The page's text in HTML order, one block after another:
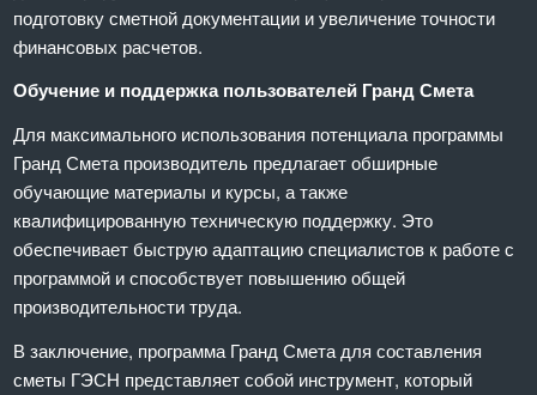
подготовку сметной документации и увеличение точности
финансовых расчетов.
Обучение и поддержка пользователей Гранд Смета
Для максимального использования потенциала программы
Гранд Смета производитель предлагает обширные
обучающие материалы и курсы, а также
квалифицированную техническую поддержку. Это
обеспечивает быструю адаптацию специалистов к работе с
программой и способствует повышению общей
производительности труда.
В заключение, программа Гранд Смета для составления
сметы ГЭСН представляет собой инструмент, который